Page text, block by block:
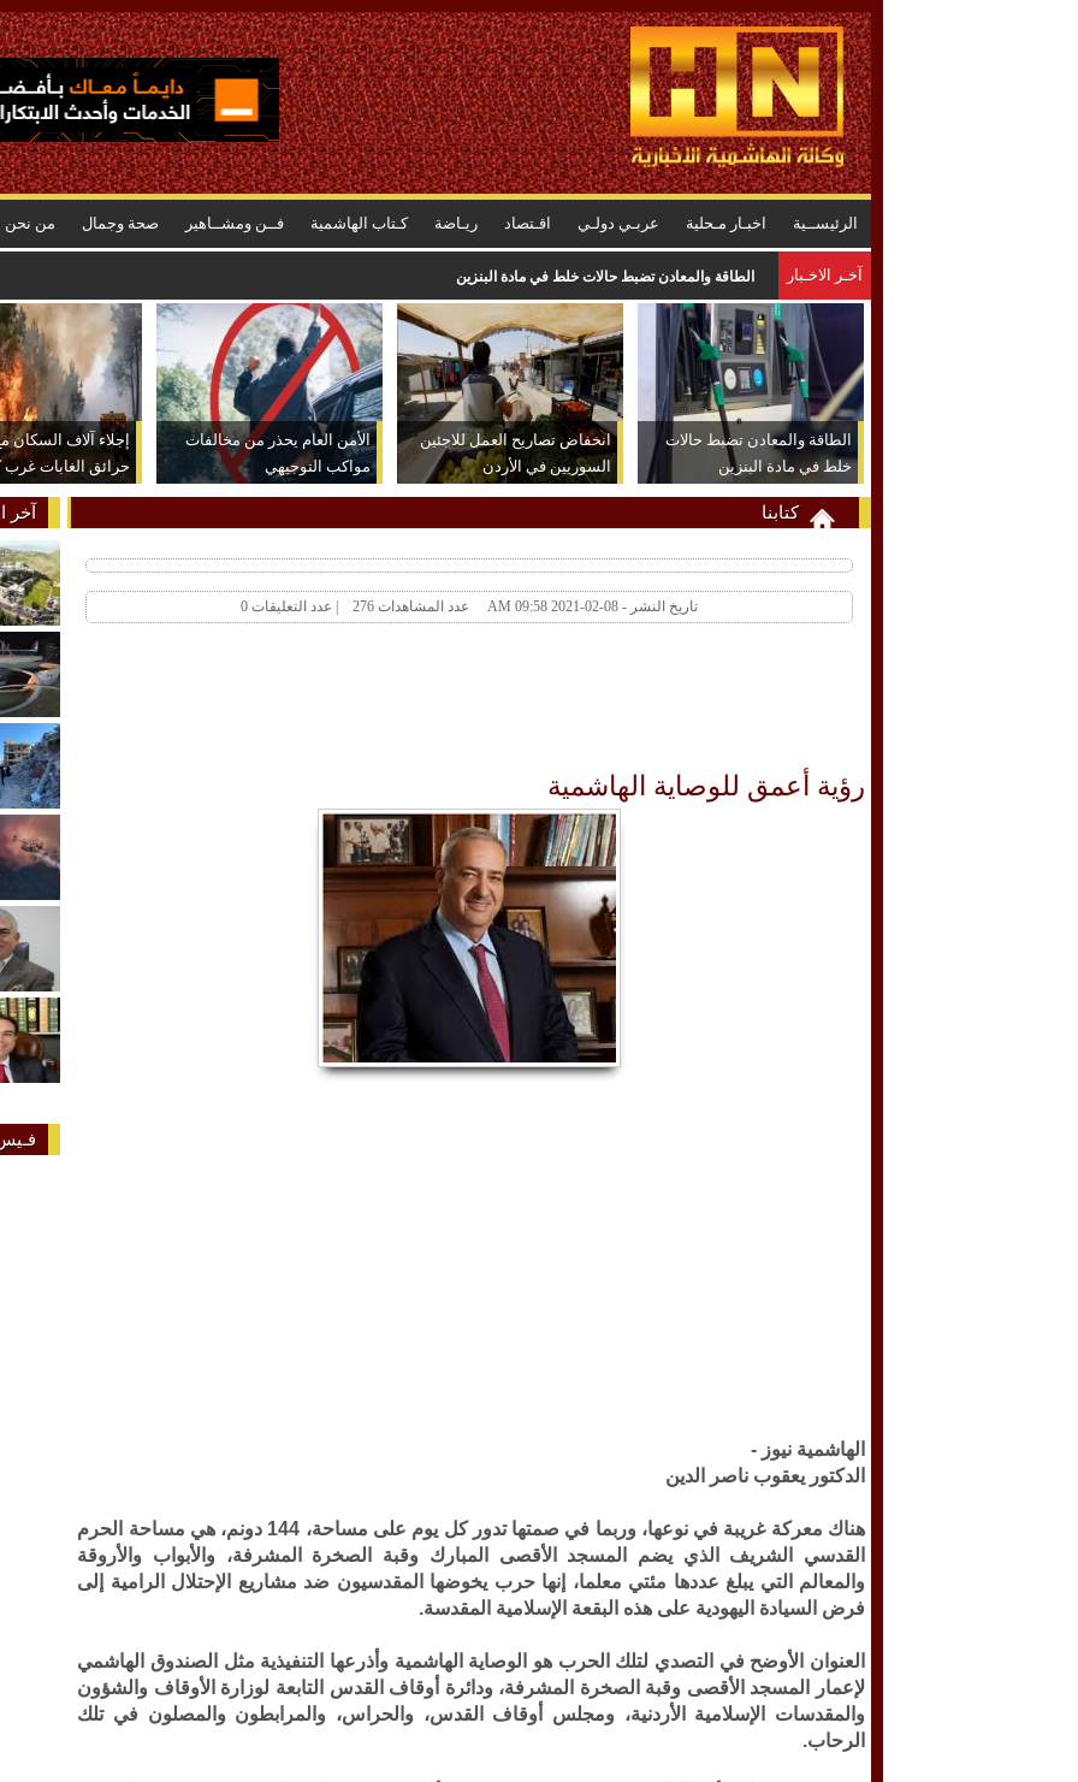
الرئيســية اخبـار مـحلية عربـي دولـي اقـتصاد ريـاضة كـتاب الهاشمية فــن ومشــاهير صحة وجمال من نحن
آخـر الاخـبار اعتداء كبير على خط مياه الديسي يتسبب بتسرب نحو 5 آلاف متر مكعب يوميا
الطاقة والمعادن تضبط حالات
خلط في مادة البنزين
انخفاض تصاريح العمل للاجئين
السوريين في الأردن
الأمن العام يحذر من مخالفات
مواكب التوجيهي
إجلاء آلاف السكان
حرائق الغابات غرب
كتابنا
تاريخ النشر - 08-02-2021 09:58 AM عدد المشاهدات 276 | عدد التعليقات 0
رؤية أعمق للوصاية الهاشمية
الهاشمية نيوز -
الدكتور يعقوب ناصر الدين
هناك معركة غريبة في نوعها، وربما في صمتها تدور كل يوم على مساحة، 144 دونم، هي مساحة الحرم
القدسي الشريف الذي يضم المسجد الأقصى المبارك وقبة الصخرة المشرفة، والأبواب والأروقة
والمعالم التي يبلغ عددها مئتي معلما، إنها حرب يخوضها المقدسيون ضد مشاريع الإحتلال الرامية إلى
فرض السيادة اليهودية على هذه البقعة الإسلامية المقدسة.
العنوان الأوضح في التصدي لتلك الحرب هو الوصاية الهاشمية وأذرعها التنفيذية مثل الصندوق الهاشمي
لإعمار المسجد الأقصى وقبة الصخرة المشرفة، ودائرة أوقاف القدس التابعة لوزارة الأوقاف والشؤون
والمقدسات الإسلامية الأردنية، ومجلس أوقاف القدس، والحراس، والمرابطون والمصلون في تلك
الرحاب.
آخر